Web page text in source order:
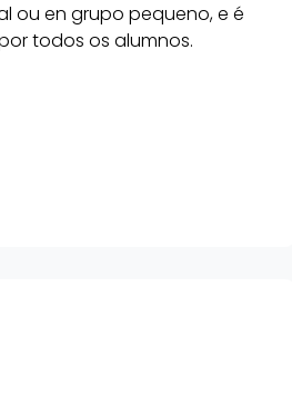
ou en grupo pequeno, e é
todos os alumnos.